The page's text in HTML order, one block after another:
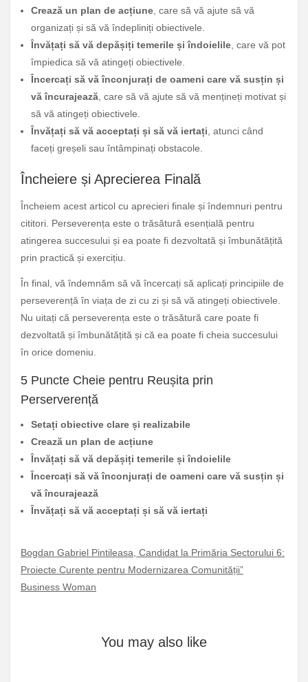
Crează un plan de acțiune, care să vă ajute să vă
organizați și să vă îndepliniți obiectivele.
Învățați să vă depășiți temerile și îndoielile, care vă pot
împiedica să vă atingeți obiectivele.
Încercați să vă înconjurați de oameni care vă susțin și
vă încurajează, care să vă ajute să vă mențineți motivat și
să vă atingeți obiectivele.
Învățați să vă acceptați și să vă iertați, atunci când
faceți greșeli sau întâmpinați obstacole.
Încheiere și Aprecierea Finală
Încheiem acest articol cu aprecieri finale și îndemnuri pentru
cititori. Perseverența este o trăsătură esențială pentru
atingerea succesului și ea poate fi dezvoltată și îmbunătățită
prin practică și exercițiu.
În final, vă îndemnăm să vă încercați să aplicați principiile de
perseverență în viața de zi cu zi și să vă atingeți obiectivele.
Nu uitați că perseverența este o trăsătură care poate fi
dezvoltată și îmbunătățită și că ea poate fi cheia succesului
în orice domeniu.
5 Puncte Cheie pentru Reușita prin
Perserverență
Setați obiective clare și realizabile
Crează un plan de acțiune
Învățați să vă depășiți temerile și îndoielile
Încercați să vă înconjurați de oameni care vă susțin și
vă încurajează
Învățați să vă acceptați și să vă iertați
Bogdan Gabriel Pintileasa, Candidat la Primăria Sectorului 6:
Proiecte Curente pentru Modernizarea Comunității”
Business Woman
You may also like